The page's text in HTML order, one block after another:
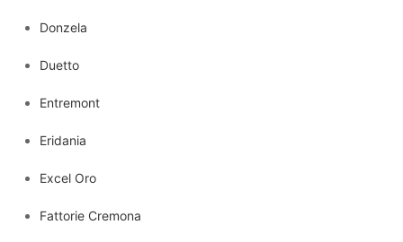
Donzela
Duetto
Entremont
Eridania
Excel Oro
Fattorie Cremona